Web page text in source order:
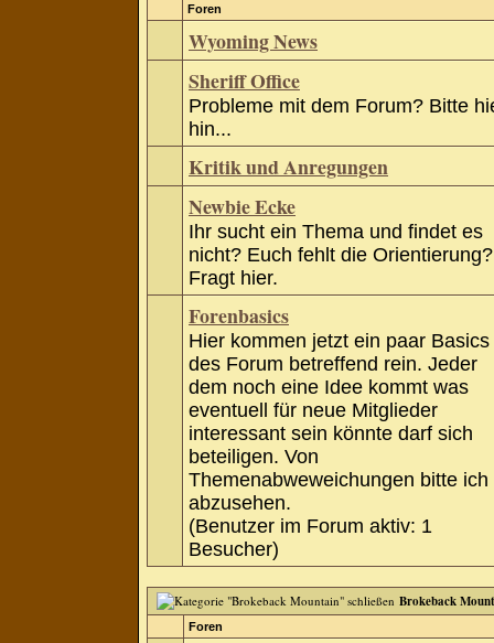
Foren
Wyoming News
Sheriff Office
Probleme mit dem Forum? Bitte
hin...
Kritik und Anregungen
Newbie Ecke
Ihr sucht ein Thema und findet es
nicht? Euch fehlt die Orientierung?
Fragt hier.
Forenbasics
Hier kommen jetzt ein paar Basics
des Forum betreffend rein. Jeder
dem noch eine Idee kommt was
eventuell für neue Mitglieder
interessant sein könnte darf sich
beteiligen. Von
Themenabweweichungen bitte ich
abzusehen.
(Benutzer im Forum aktiv: 1
Besucher)
Brokeback
Foren